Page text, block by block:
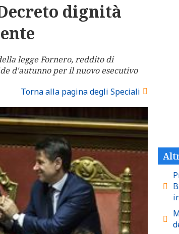
dignità
legge Fornero, reddito di
d'autunno per il nuovo esecutivo
Torna alla pagina degli Speciali